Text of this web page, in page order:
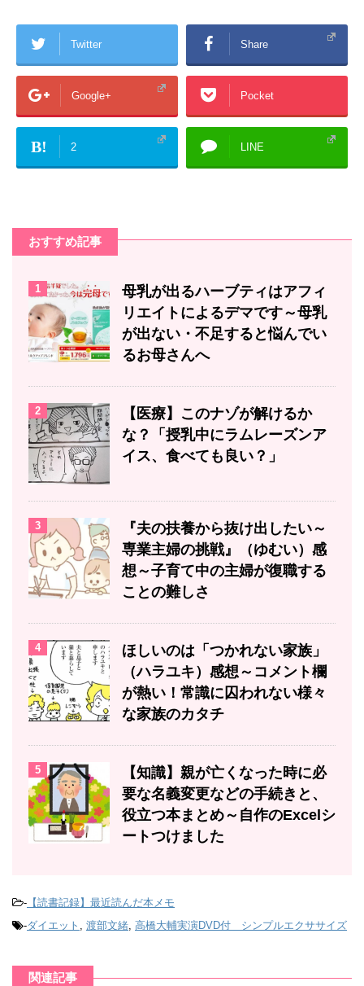
Twitter Share
Google+ Pocket
B! 2 LINE
おすすめ記事
1
母乳が出るハーブティはアフィ
リエイトによるデマです～母乳
が出ない・不足すると悩んでい
るお母さんへ
2
【医療】このナゾが解けるか
な？「授乳中にラムレーズンア
イス、食べても良い？」
3
『夫の扶養から抜け出したい～
専業主婦の挑戦』（ゆむい）感
想～子育て中の主婦が復職する
ことの難しさ
4
ほしいのは「つかれない家族」
（ハラユキ）感想～コメント欄
が熱い！常識に囚われない様々
な家族のカタチ
5
【知識】親が亡くなった時に必
要な名義変更などの手続きと、
役立つ本まとめ～自作のExcelシ
ートつけました
- 【読書記録】最近読んだ本メモ
-ダイエット , 渡部文緒, 高橋大輔実演DVD付 シンプルエクササイズ
関連記事